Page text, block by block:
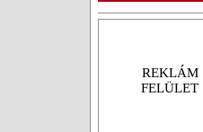
REKLÁM
FELÜLET